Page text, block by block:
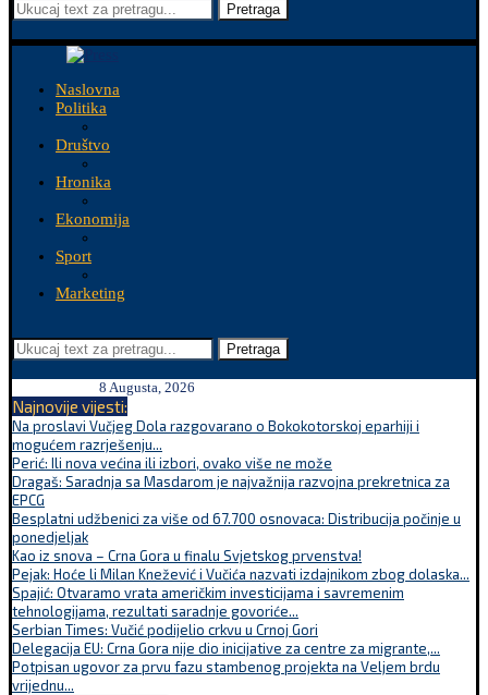
Pretraga
Naslovna
Politika
Društvo
Hronika
Ekonomija
Sport
Marketing
Pretraga
8 Augusta, 2026
Najnovije vijesti:
Na proslavi Vučjeg Dola razgovarano o Bokokotorskoj eparhiji i
mogućem razrješenju...
Perić: Ili nova većina ili izbori, ovako više ne može
Dragaš: Saradnja sa Masdarom je najvažnija razvojna prekretnica za
EPCG
Besplatni udžbenici za više od 67.700 osnovaca: Distribucija počinje u
ponedjeljak
Kao iz snova – Crna Gora u finalu Svjetskog prvenstva!
Pejak: Hoće li Milan Knežević i Vučića nazvati izdajnikom zbog dolaska...
Spajić: Otvaramo vrata američkim investicijama i savremenim
tehnologijama, rezultati saradnje govoriće...
Serbian Times: Vučić podijelio crkvu u Crnoj Gori
Delegacija EU: Crna Gora nije dio inicijative za centre za migrante,...
Potpisan ugovor za prvu fazu stambenog projekta na Veljem brdu
vrijednu...